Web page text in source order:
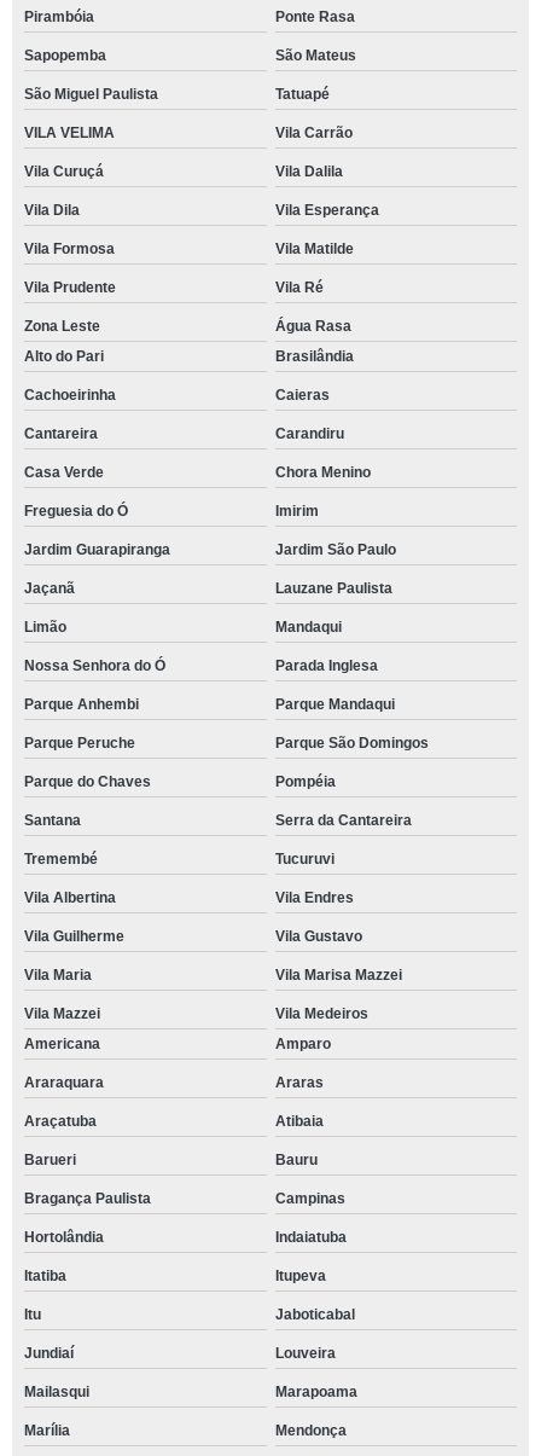
Pirambóia Ponte Rasa
Sapopemba São Mateus
São Miguel Paulista Tatuapé
VILA VELIMA Vila Carrão
Vila Curuçá Vila Dalila
Vila Dila Vila Esperança
Vila Formosa Vila Matilde
Vila Prudente Vila Ré
Zona Leste
Água Rasa
Alto do Pari
Brasilândia
Cachoeirinha Caieras
Cantareira Carandiru
Casa Verde Chora Menino
Freguesia do Ó Imirim
Jardim Guarapiranga Jardim São Paulo
Jaçanã Lauzane Paulista
Limão Mandaqui
Nossa Senhora do Ó Parada Inglesa
Parque Anhembi Parque Mandaqui
Parque Peruche Parque São Domingos
Parque do Chaves Pompéia
Santana Serra da Cantareira
Tremembé Tucuruvi
Vila Albertina Vila Endres
Vila Guilherme Vila Gustavo
Vila Maria Vila Marisa Mazzei
Vila Mazzei
Vila Medeiros
Americana
Amparo
Araraquara Araras
Araçatuba Atibaia
Barueri Bauru
Bragança Paulista Campinas
Hortolândia Indaiatuba
Itatiba Itupeva
Itu Jaboticabal
Jundiaí Louveira
Mailasqui Marapoama
Marília Mendonça